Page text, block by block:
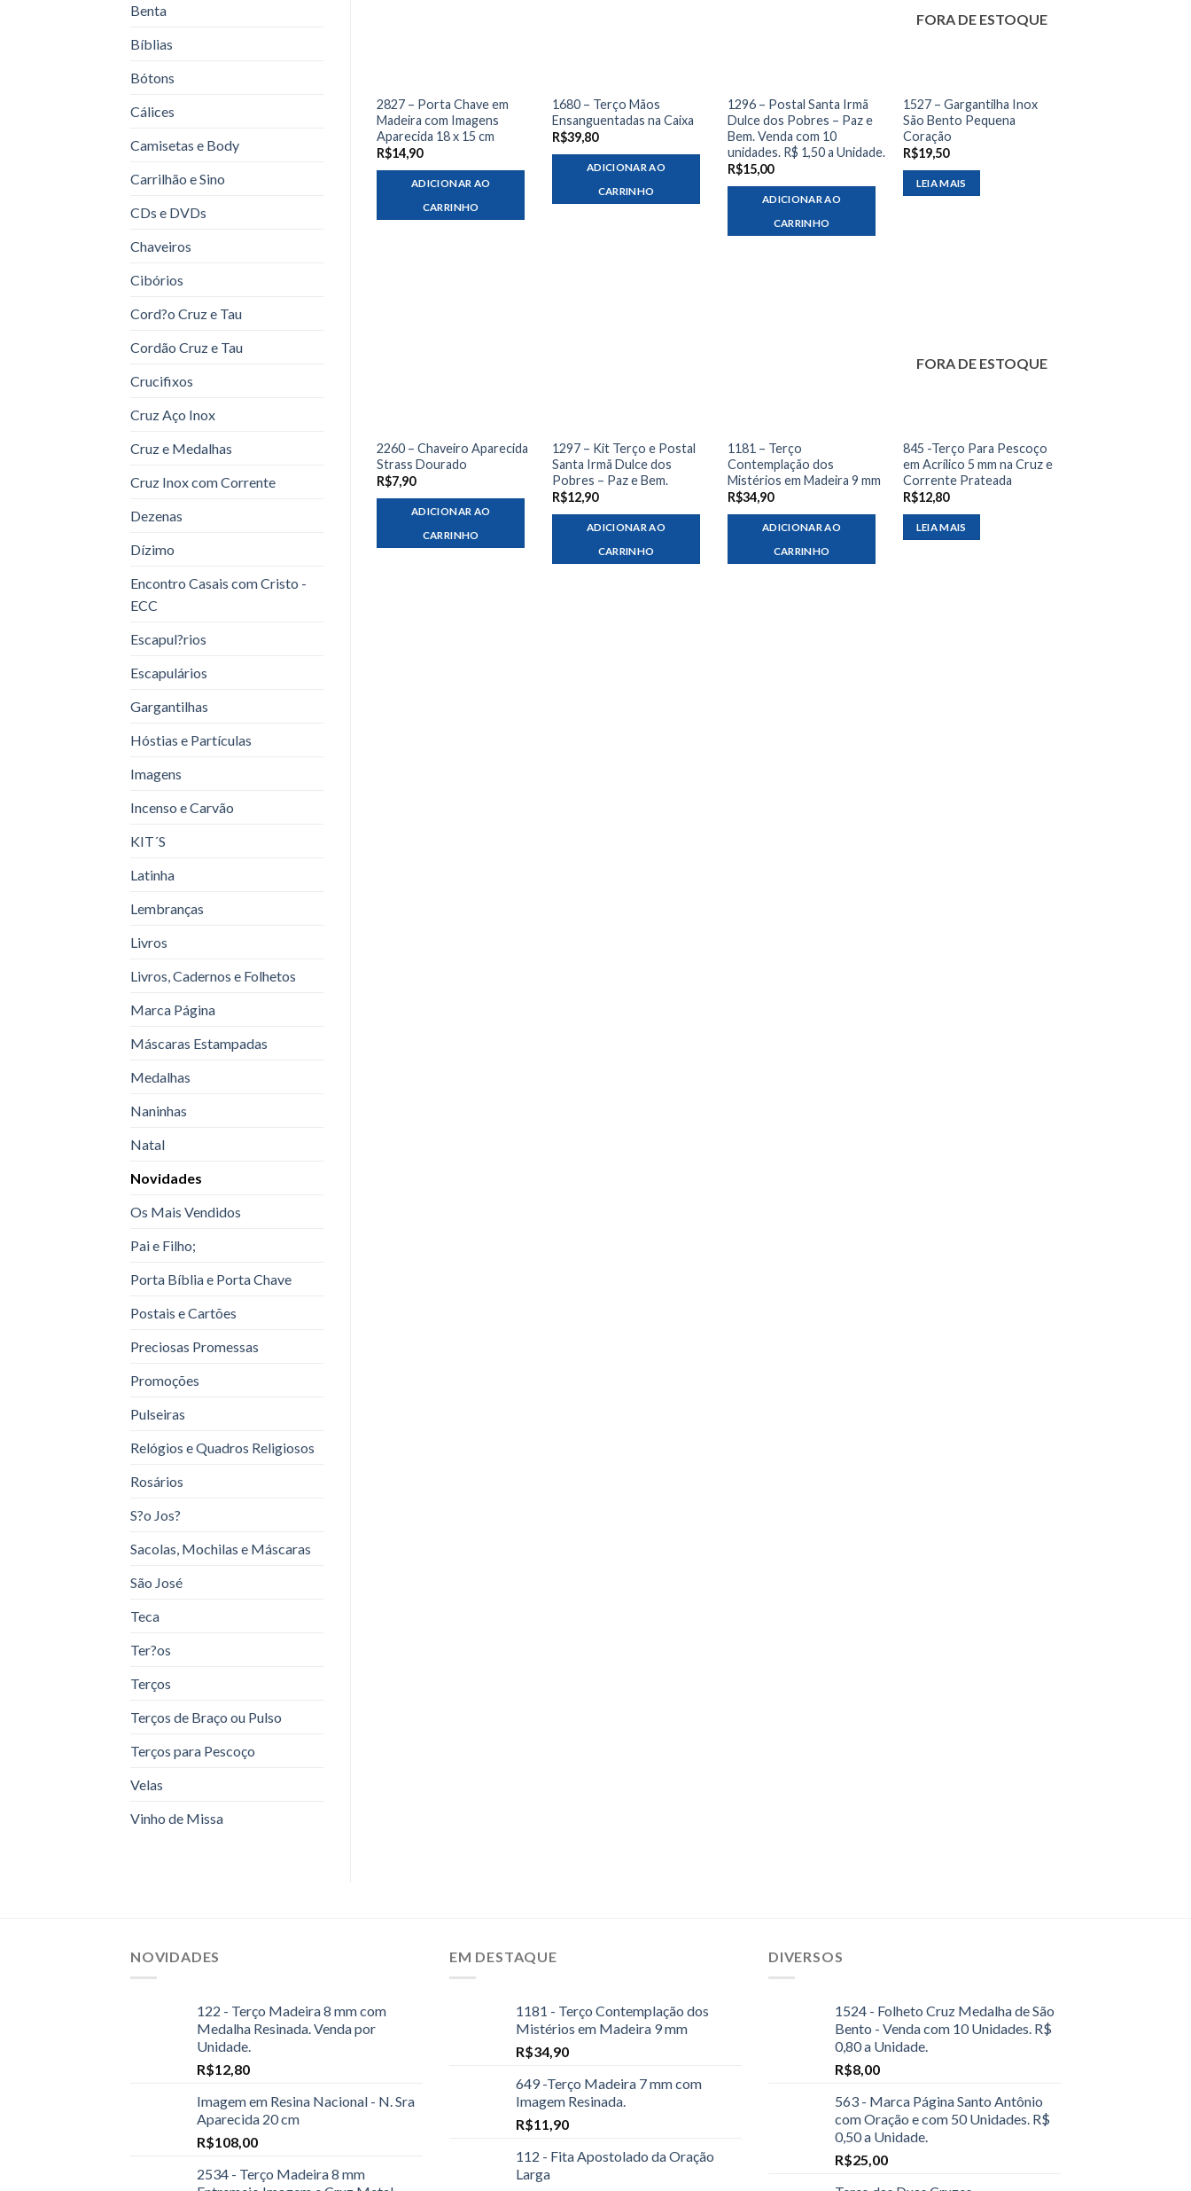
Benta
Bíblias
Bótons
Cálices
Camisetas e Body
Carrilhão e Sino
CDs e DVDs
Chaveiros
Cibórios
Cord?o Cruz e Tau
Cordão Cruz e Tau
Crucifixos
Cruz Aço Inox
Cruz e Medalhas
Cruz Inox com Corrente
Dezenas
Dízimo
Encontro Casais com Cristo -
ECC
Escapul?rios
Escapulários
Gargantilhas
Hóstias e Partículas
Imagens
Incenso e Carvão
KIT´S
Latinha
Lembranças
Livros
Livros, Cadernos e Folhetos
Marca Página
Máscaras Estampadas
Medalhas
Naninhas
Natal
Novidades
Os Mais Vendidos
Pai e Filho;
Porta Bíblia e Porta Chave
Postais e Cartões
Preciosas Promessas
Promoções
Pulseiras
Relógios e Quadros Religiosos
Rosários
S?o Jos?
Sacolas, Mochilas e Máscaras
São José
Teca
Ter?os
Terços
Terços de Braço ou Pulso
Terços para Pescoço
Velas
Vinho de Missa
2827 – Porta Chave em
Madeira com Imagens
Aparecida 18 x 15 cm
R$14,90
ADICIONAR AO
CARRINHO
1680 – Terço Mãos
Ensanguentadas na Caixa
R$39,80
ADICIONAR AO
CARRINHO
1296 – Postal Santa Irmã
Dulce dos Pobres – Paz e
Bem. Venda com 10
unidades. R$ 1,50 a Unidade.
R$15,00
ADICIONAR AO
CARRINHO
FORA DE ESTOQUE
1527 – Gargantilha Inox
São Bento Pequena
Coração
R$19,50
LEIA MAIS
2260 – Chaveiro Aparecida
Strass Dourado
R$7,90
ADICIONAR AO
CARRINHO
1297 – Kit Terço e Postal
Santa Irmã Dulce dos
Pobres – Paz e Bem.
R$12,90
ADICIONAR AO
CARRINHO
1181 – Terço
Contemplação dos
Mistérios em Madeira 9 mm
R$34,90
ADICIONAR AO
CARRINHO
FORA DE ESTOQUE
845 -Terço Para Pescoço
em Acrílico 5 mm na Cruz e
Corrente Prateada
R$12,80
LEIA MAIS
NOVIDADES
122 - Terço Madeira 8 mm com
Medalha Resinada. Venda por
Unidade.
R$12,80
Imagem em Resina Nacional - N. Sra
Aparecida 20 cm
R$108,00
2534 - Terço Madeira 8 mm
EM DESTAQUE
1181 - Terço Contemplação dos
Mistérios em Madeira 9 mm
R$34,90
649 -Terço Madeira 7 mm com
Imagem Resinada.
R$11,90
112 - Fita Apostolado da Oração
Larga
DIVERSOS
1524 - Folheto Cruz Medalha de São
Bento - Venda com 10 Unidades. R$
0,80 a Unidade.
R$8,00
563 - Marca Página Santo Antônio
com Oração e com 50 Unidades. R$
0,50 a Unidade.
R$25,00